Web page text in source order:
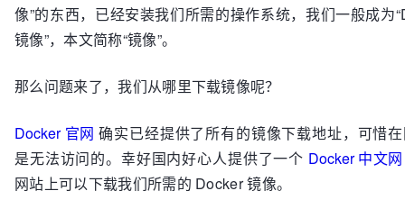
像”的东西，已经安装我们所需的操作系统，我们一般成为
镜像”，本文简称“镜像”。
那么问题来了，我们从哪里下载镜像呢？
Docker 官网 确实已经提供了所有的镜像下载地址，可惜
是无法访问的。幸好国内好心人提供了一个 Docker 中文网
网站上可以下载我们所需的 Docker 镜像。